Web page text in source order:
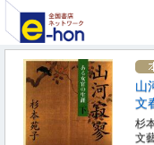
山
文
杉
文